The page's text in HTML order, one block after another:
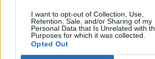
I want to opt-out of Collection, Use,
Retention, Sale, and/or Sharing of my
Personal Data that Is Unrelated with
Purposes for which it was collected.
Opted Out